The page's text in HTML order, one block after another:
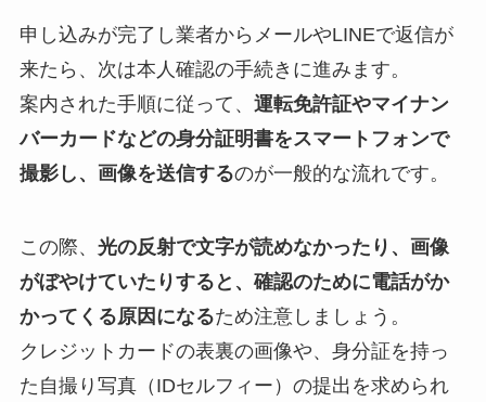
申し込みが完了し業者からメールやLINEで返信が
来たら、次は本人確認の手続きに進みます。
案内された手順に従って、 運転免許証やマイナン
バーカードなどの身分証明書をスマートフォンで
撮影し、画像を送信するのが一般的な流れです。
この際、 光の反射で文字が読めなかったり、画像
がぼやけていたりすると、確認のために電話がか
かってくる原因になるため注意しましょう。
クレジットカードの表裏の画像や、身分証を持っ
た自撮り写真（IDセルフィー）の提出を求められ